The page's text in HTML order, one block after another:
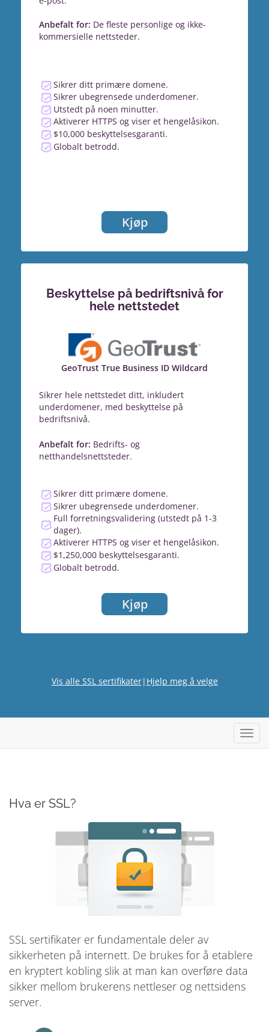
Anbefalt for: De fleste personlige og ikke-
kommersielle nettsteder.
Sikrer ditt primære domene.
Sikrer ubegrensede underdomener.
Utstedt på noen minutter.
Aktiverer HTTPS og viser et hengelåsikon.
$10,000 beskyttelsesgaranti.
Globalt betrodd.
Kjøp
Beskyttelse på bedriftsnivå for
hele nettstedet
GeoTrust True Business ID Wildcard
Sikrer hele nettstedet ditt, inkludert
underdomener, med beskyttelse på
bedriftsnivå.
Anbefalt for: Bedrifts- og
netthandelsnettsteder.
Sikrer ditt primære domene.
Sikrer ubegrensede underdomener.
Full forretningsvalidering (utstedt på 1-3
dager).
Aktiverer HTTPS og viser et hengelåsikon.
$1,250,000 beskyttelsesgaranti.
Globalt betrodd.
Kjøp
Vis alle SSL sertifikater| Hjelp meg å velge
Bytt
Hva er SSL?
SSL sertifikater er fundamentale deler av
sikkerheten på internett. De brukes for å etablere
en kryptert kobling slik at man kan overføre data
sikker mellom brukerens nettleser og nettsidens
server.